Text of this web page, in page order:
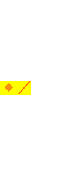
／